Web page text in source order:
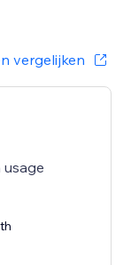
vergelijken